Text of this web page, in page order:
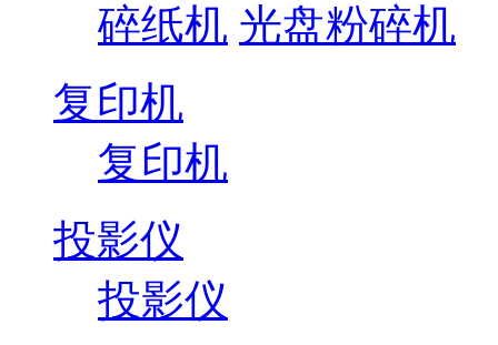
碎纸机 光盘粉碎机
复印机
复印机
投影仪
投影仪